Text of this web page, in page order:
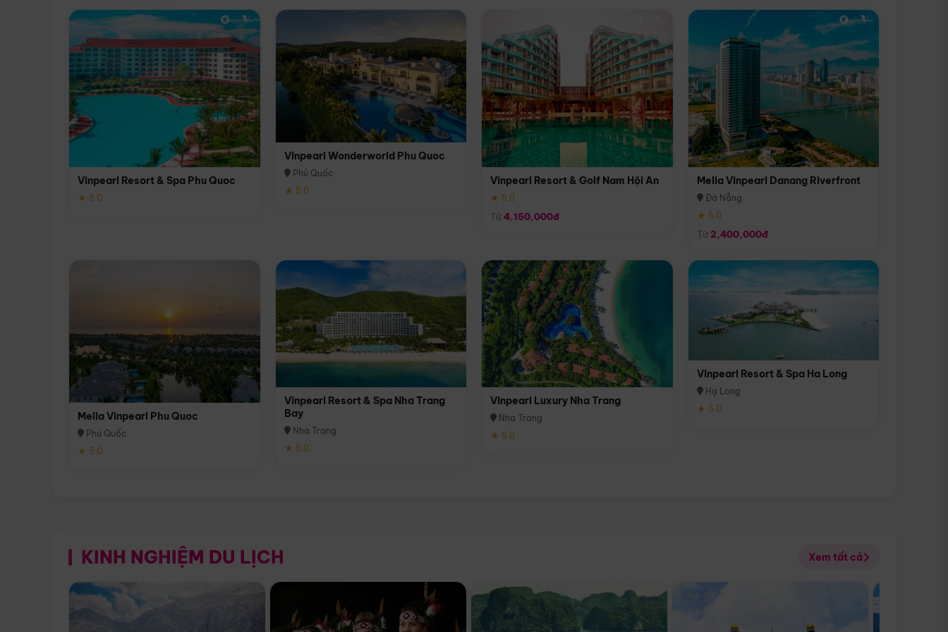
Vinpearl Resort & Spa Phu Quoc
★ 5.0
Vinpearl Wonderworld Phu Quoc
Phú Quốc
★ 5.0
Vinpearl Resort & Golf Nam Hội An
★ 5.0
Từ4,150,000đ
Melia Vinpearl Danang Riverfront
Đà Nẵng
★ 5.0
Từ 2,400,000đ
Melia Vinpearl Phu Quoc
Phú Quốc
★ 5.0
Vinpearl Resort & Spa Nha Trang
Bay
Nha Trang
★ 5.0
Vinpearl Luxury Nha Trang
Nha Trang
★ 5.0
Vinpearl Resort & Spa Ha Long
Hạ Long
★ 5.0
KINH NGHIỆM DU LỊCH Xem tất cả